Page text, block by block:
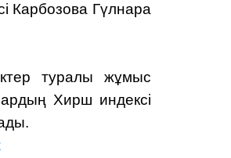
Карбозова Гүлнара
туралы жұмыс
Хирш индексі